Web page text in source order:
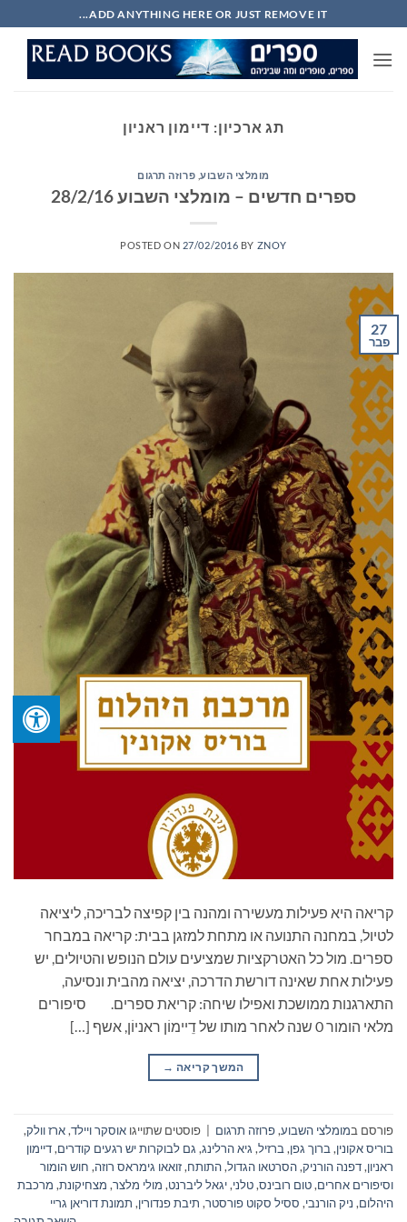
to
content
ADD ANYTHING HERE OR JUST REMOVE IT...
תג ארכיון: דיימון ראניון
מומלצי השבוע, פרוזה תרגום
ספרים חדשים – מומלצי השבוע 28/2/16
POSTED ON 27/02/2016 BY ZNOY
27
פבר
קריאה היא פעילות מעשירה ומהנה בין קפיצה לבריכה, ליציאה
לטיול, במחנה התנועה או מתחת למזגן בבית: קריאה במבחר
ספרים. מול כל האטרקציות שמציעים עולם הנופש והטיולים, יש
פעילות אחת שאינה דורשת הדרכה, יציאה מהבית ונסיעה,
התארגנות ממושכת ואפילו שיחה: קריאת ספרים. סיפורים
מלאי הומור 0 שנה לאחר מותו של דֵיימוֹן ראניוֹן, אשף […]
המשך קריאה →
פורסם במומלצי השבוע,פרוזה תרגום פוסטים שתוייגו אוסקר ויילד,ארז וולק,
בוריס אקונין, ברוך גפן, ברזיל, גיא הרלינג, גם לבוקרות יש רגעים קודרים,דיימון
ראניון,דפנה הורניק,הסרטאו הגדול,התותח,זואאו גימראס רוזה, חוש הומור
וסיפורים אחרים,טום רובינס,טלני,יגאל ליברנט, מולי מלצר, מצחיקונת, מרכבת
היהלום, ניק הורנבי, ססיל סקוט פורסטר, תיבת פנדורין, תמונת דוריאן גריי